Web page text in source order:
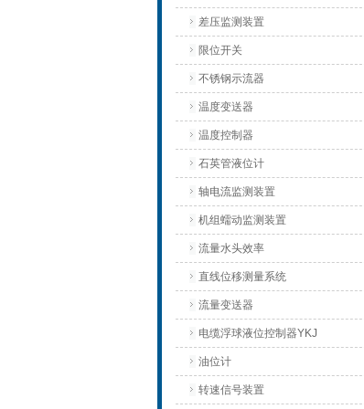
差压监测装置
限位开关
不锈钢示流器
温度变送器
温度控制器
石英管液位计
轴电流监测装置
机组蠕动监测装置
流量水头效率
直线位移测量系统
流量变送器
电缆浮球液位控制器YKJ
油位计
转速信号装置